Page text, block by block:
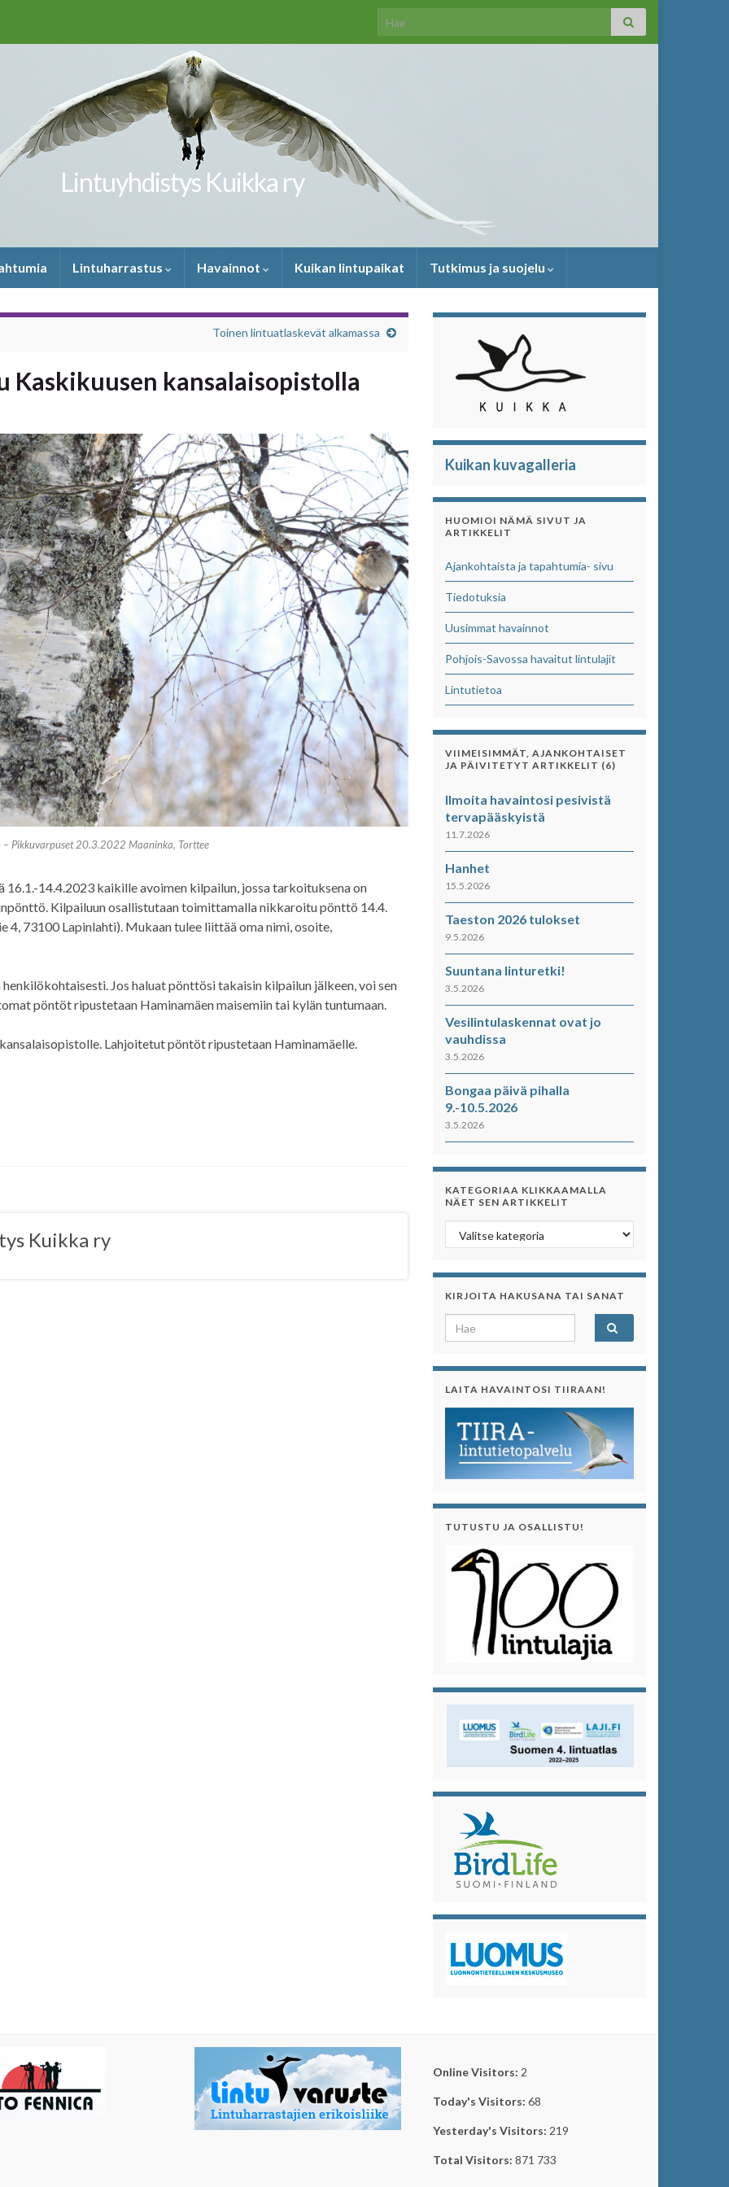
Search for:
Lintuyhdistys Kuikka ry
Lintuharrastus Havainnot Kuikan lintupaikat Tutkimus ja suojelu
Toinen lintuatlaskevät alkamassa
kansalaisopistolla
– Pikkuvarpuset 20.3.2022 Maaninka, Torttee
14.4.2023 kaikille avoimen kilpailun, jossa tarkoituksena on
Kilpailuun osallistutaan toimittamalla nikkaroitu pönttö 14.4.
4, 73100 Lapinlahti). Mukaan tulee liittää oma nimi, osoite,
Jos haluat pönttösi takaisin kilpailun jälkeen, voi sen
pöntöt ripustetaan Haminamäen maisemiin tai kylän tuntumaan.
Lahjoitetut pöntöt ripustetaan Haminamäelle.
Kuikka ry
Kuikan kuvagalleria
HUOMIOI NÄMÄ SIVUT JA
ARTIKKELIT
Ajankohtaista ja tapahtumia- sivu
Tiedotuksia
Uusimmat havainnot
Pohjois-Savossa havaitut lintulajit
Lintutietoa
VIIMEISIMMÄT, AJANKOHTAISET
JA PÄIVITETYT ARTIKKELIT (6)
Ilmoita havaintosi pesivistä
tervapääskyistä
11.7.2026
Hanhet
15.5.2026
Taeston 2026 tulokset
9.5.2026
Suuntana linturetki!
3.5.2026
Vesilintulaskennat ovat jo
vauhdissa
3.5.2026
Bongaa päivä pihalla
9.-10.5.2026
3.5.2026
KATEGORIAA KLIKKAAMALLA
NÄET SEN ARTIKKELIT
Kategoriaa klikkaamalla näet sen artikkelit
KIRJOITA HAKUSANA TAI SANAT
Search for:
LAITA HAVAINTOSI TIIRAAN!
TUTUSTU JA OSALLISTU!
Online Visitors: 2
Today's Visitors: 68
Yesterday's Visitors: 219
Total Visitors: 871 733